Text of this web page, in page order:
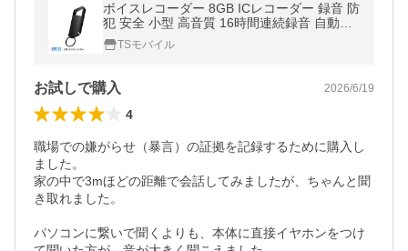
ボイスレコーダー 8GB ICレコーダー 録音 防
犯 安全 小型 高音質 16時間連続録音 自動保
存 MP3プレーヤー ノイズ抑制 静音 長持ち
持ち運び便利
TSモバイル
お試しで購入 2026/6/19
4
職場での嫌がらせ（暴言）の証拠を記録するために購入し
ました。
家の中で3mほどの距離で会話してみましたが、ちゃんと聞
き取れました。
パソコンに繋いで聞くよりも、本体に直接イヤホンをつけ